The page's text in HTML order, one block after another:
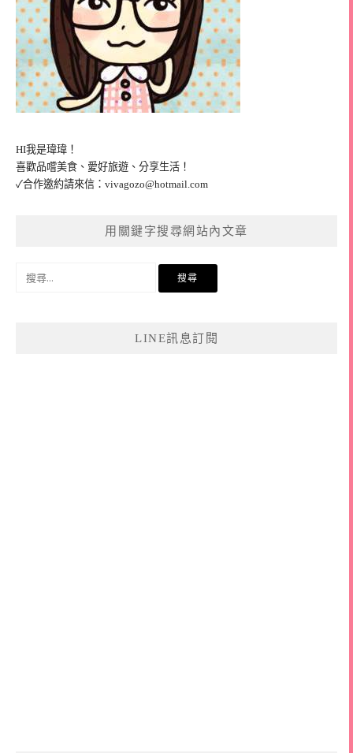
HI我是瑋瑋！
喜歡品嚐美食、愛好旅遊、分享生活！
✓合作邀約請來信： vivagozo@hotmail.com
用關鍵字搜尋網站內文章
LINE訊息訂閱